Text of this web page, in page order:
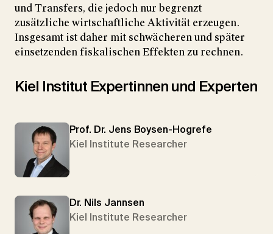
und Transfers, die jedoch nur begrenzt
zusätzliche wirtschaftliche Aktivität erzeugen.
Insgesamt ist daher mit schwächeren und später
einsetzenden fiskalischen Effekten zu rechnen.
Kiel Institut Expertinnen und Experten
Prof. Dr. Jens Boysen-Hogrefe
Kiel Institute Researcher
Dr. Nils Jannsen
Kiel Institute Researcher